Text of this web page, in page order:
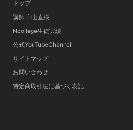
トップ
講師 臼山直樹
Ncollege生徒実績
公式YouTubeChannel
サイトマップ
お問い合わせ
特定商取引法に基づく表記